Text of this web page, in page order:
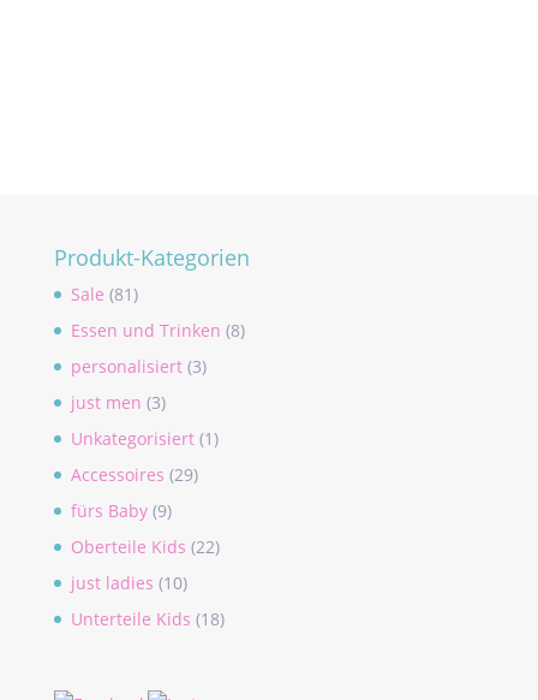
Produkt-Kategorien
Sale (81)
Essen und Trinken (8)
personalisiert (3)
just men (3)
Unkategorisiert (1)
Accessoires (29)
fürs Baby (9)
Oberteile Kids (22)
just ladies (10)
Unterteile Kids (18)